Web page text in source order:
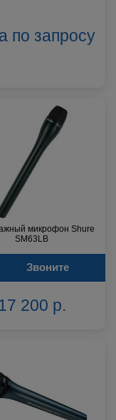
по запросу
микрофон Shure
SM63LB
Звоните
17 200 р.